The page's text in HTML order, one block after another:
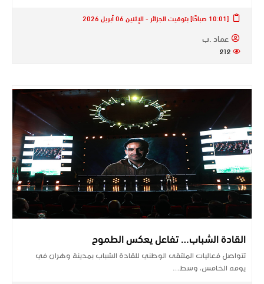
[10:01 صباحًا] بتوقيت الجزائر - الإثنين 06 أبريل 2026
عماد .ب
212
القادة الشباب… تفاعل يعكس الطموح
تتواصل فعاليات الملتقى الوطني للقادة الشباب بمدينة وهران في
يومه الخامس، وسط…